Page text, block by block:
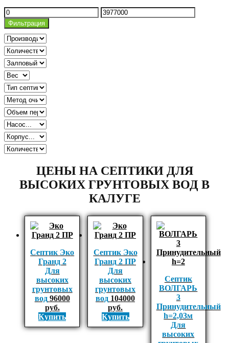
Минимальная
цена
Максимальная
цена
Фильтрация
ЦЕНЫ НА СЕПТИКИ ДЛЯ
ВЫСОКИХ ГРУНТОВЫХ ВОД В
КАЛУГЕ
Септик Эко
Гранд 2
Для
высоких
грунтовых
вод 96000
руб.
Купить
Септик Эко
Гранд 2 ПР
Для
высоких
грунтовых
вод 104000
руб.
Купить
Септик
ВОЛГАРЬ
3
Принудительный
h=2,03м
Для
высоких